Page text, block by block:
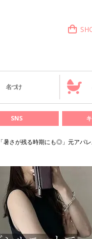
名づけ
SNS
暑さが残る時期にも◎」元アパ